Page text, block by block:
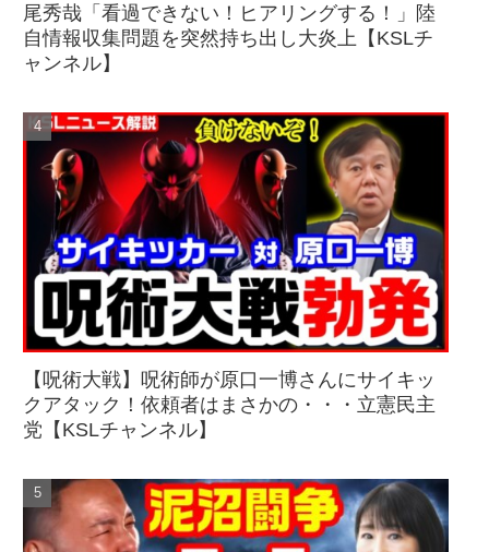
尾秀哉「看過できない！ヒアリングする！」陸
自情報収集問題を突然持ち出し大炎上【KSLチ
ャンネル】
【呪術大戦】呪術師が原口一博さんにサイキッ
クアタック！依頼者はまさかの・・・立憲民主
党【KSLチャンネル】